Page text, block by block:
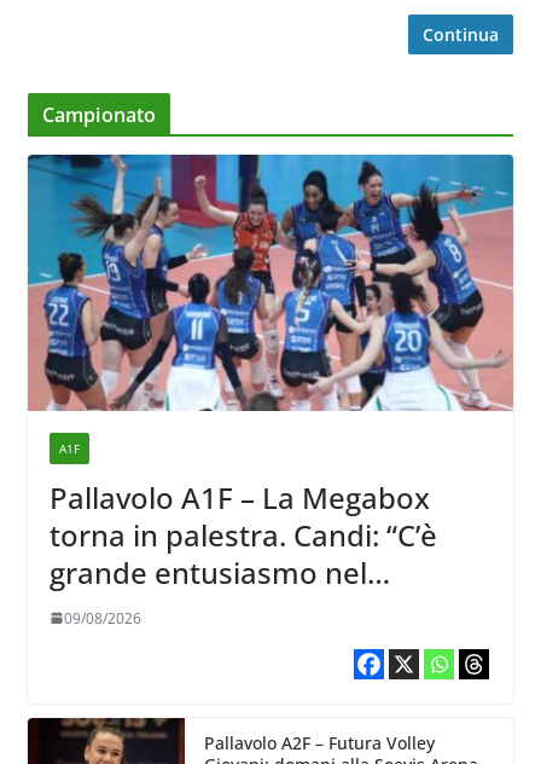
Continua
Campionato
A1F
Pallavolo A1F – La Megabox
torna in palestra. Candi: “C’è
grande entusiasmo nel
ricominciare”
09/08/2026
Pallavolo A2F – Futura Volley